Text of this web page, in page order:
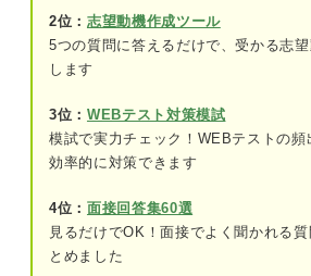
例文⑤計画性×事務
会社に貢献できること＝企業
フィット
「会社に貢献できること」から
イント
2位： 志望動機作成ツール
5つの質問に答えるだけで、受かる志
します
3位： WEBテスト対策模試
模試で実力チェック！WEBテストの
効率的に対策できます
4位： 面接回答集60選
見るだけでOK！面接でよく聞かれる
とめました